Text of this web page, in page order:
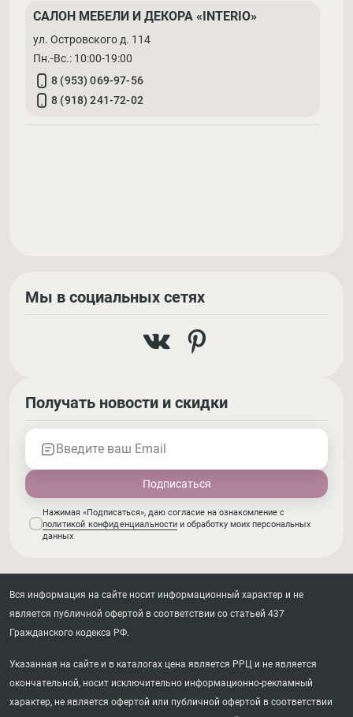
САЛОН МЕБЕЛИ И ДЕКОРА «INTERIO»
ул. Островского д. 114
Пн.-Вс.: 10:00-19:00
8 (953) 069-97-56
8 (918) 241-72-02
Мы в социальных сетях
Получать новости и скидки
Введите ваш Email
Нажимая «Подписаться», даю согласие на ознакомление с
политикой конфиденциальности и обработку моих персональных
данных
Вся информация на сайте носит информационный характер и не
является публичной офертой в соответствии со статьей 437
Гражданского кодекса РФ.
Указанная на сайте и в каталогах цена является РРЦ и не является
окончательной, носит исключительно информационно-рекламный
характер, не является офертой или публичной офертой в соответствии